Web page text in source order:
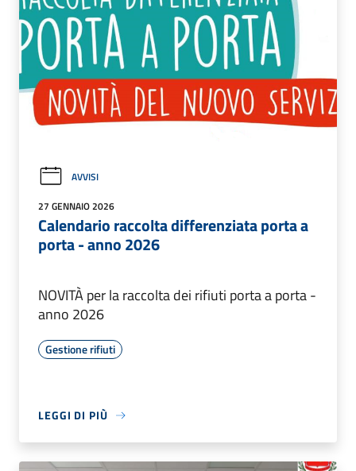
AVVISI
27 GENNAIO 2026
Calendario raccolta differenziata porta a
porta - anno 2026
NOVITÀ per la raccolta dei rifiuti porta a porta -
anno 2026
Gestione rifiuti
LEGGI DI PIÙ